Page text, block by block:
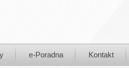
e-Poradna Kontakt